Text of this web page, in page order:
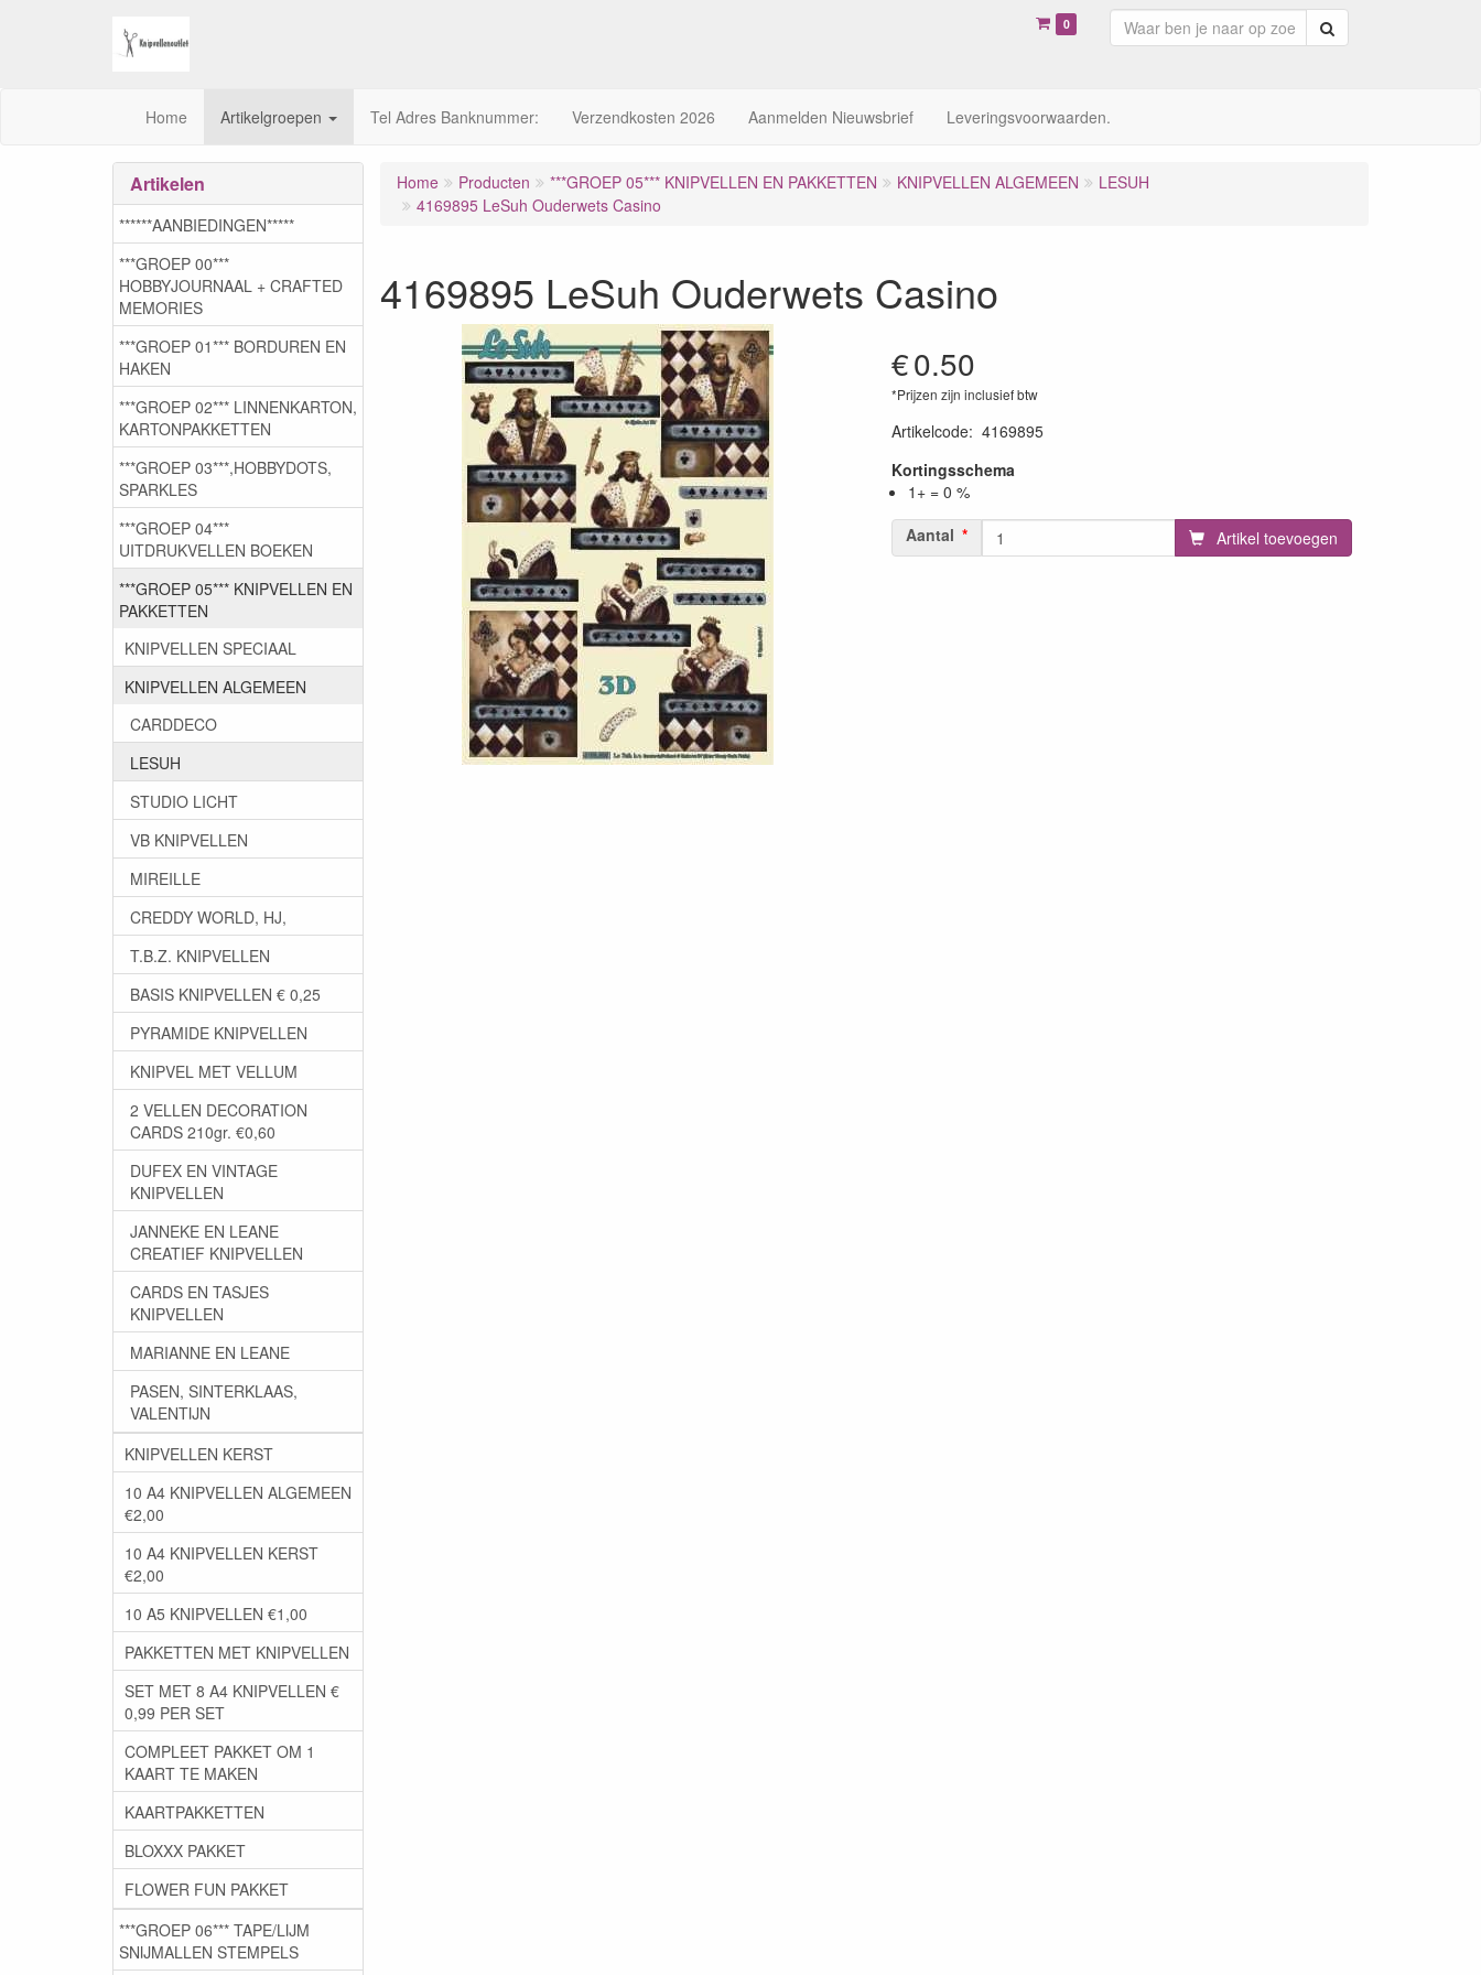
0
Home Artikelgroepen Tel Adres Banknummer: Verzendkosten 2026 Aanmelden Nieuwsbrief Leveringsvoorwaarden.
Home Producten ***GROEP 05*** KNIPVELLEN EN PAKKETTEN KNIPVELLEN ALGEMEEN
LESUH
4169895 LeSuh Ouderwets Casino
4169895 LeSuh Ouderwets Casino
€0.50
*Prijzen zijn inclusief btw
Artikelcode: 4169895
Kortingsschema
1+ = 0 %
Aantal
Artikel toevoegen
Artikelen
******AANBIEDINGEN*****
***GROEP 00***
HOBBYJOURNAAL + CRAFTED
MEMORIES
***GROEP 01*** BORDUREN EN
HAKEN
***GROEP 02*** LINNENKARTON,
KARTONPAKKETTEN
***GROEP 03***,HOBBYDOTS,
SPARKLES
***GROEP 04***
UITDRUKVELLEN BOEKEN
***GROEP 05*** KNIPVELLEN EN
PAKKETTEN
KNIPVELLEN SPECIAAL
KNIPVELLEN ALGEMEEN
CARDDECO
LESUH
STUDIO LICHT
VB KNIPVELLEN
MIREILLE
CREDDY WORLD, HJ,
T.B.Z. KNIPVELLEN
BASIS KNIPVELLEN € 0,25
PYRAMIDE KNIPVELLEN
KNIPVEL MET VELLUM
2 VELLEN DECORATION
CARDS 210gr. €0,60
DUFEX EN VINTAGE
KNIPVELLEN
JANNEKE EN LEANE
CREATIEF KNIPVELLEN
CARDS EN TASJES
KNIPVELLEN
MARIANNE EN LEANE
PASEN, SINTERKLAAS,
VALENTIJN
KNIPVELLEN KERST
10 A4 KNIPVELLEN ALGEMEEN
€2,00
10 A4 KNIPVELLEN KERST
€2,00
10 A5 KNIPVELLEN €1,00
PAKKETTEN MET KNIPVELLEN
SET MET 8 A4 KNIPVELLEN €
0,99 PER SET
COMPLEET PAKKET OM 1
KAART TE MAKEN
KAARTPAKKETTEN
BLOXXX PAKKET
FLOWER FUN PAKKET
***GROEP 06*** TAPE/LIJM
SNIJMALLEN STEMPELS